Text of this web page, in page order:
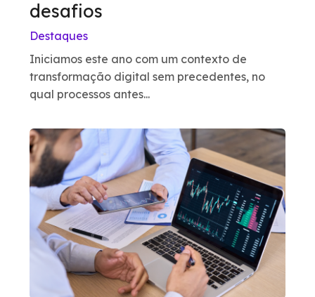
desafios
Destaques
Iniciamos este ano com um contexto de
transformação digital sem precedentes, no
qual processos antes...